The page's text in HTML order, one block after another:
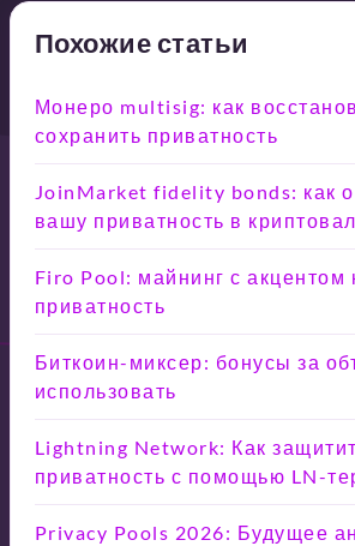
Похожие статьи
Монеро multisig: как
сохранить приватность
JoinMarket fidelity bonds: как
вашу приватность в
Firo Pool: майнинг с акцентом
приватность
Биткоин-миксер: бонусы за
использовать
Lightning Network: Как
приватность с помощью LN-
Privacy Pools 2026: Будущее